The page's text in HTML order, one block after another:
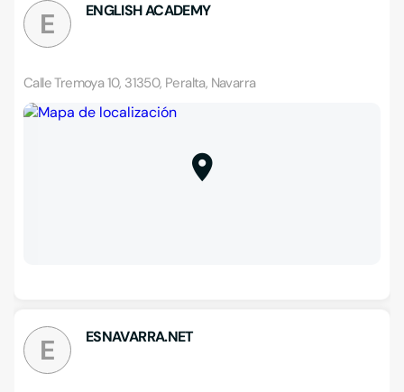
E ENGLISH ACADEMY
Calle Tremoya 10, 31350, Peralta, Navarra
E ESNAVARRA.NET